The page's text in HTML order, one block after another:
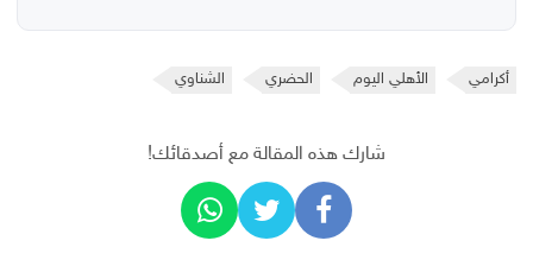
أكرامي الأهلي اليوم الحضري الشناوي
شارك هذه المقالة مع أصدقائك!